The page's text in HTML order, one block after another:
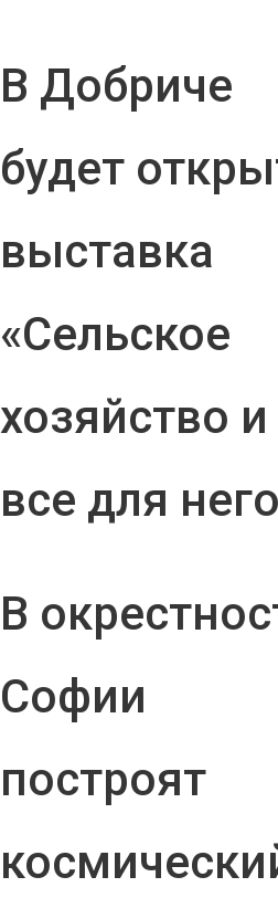
В Добриче
будет
выставка
«Сельское
хозяйство и
все для
В
Софии
построят